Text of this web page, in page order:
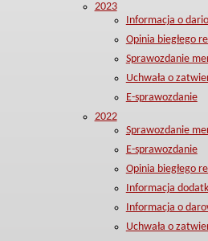
2023
Informacja o
Opinia biegłego
Sprawozdanie
Uchwała o
E-sprawozdanie
2022
Sprawozdanie
E-sprawozdanie
Opinia biegłego
Informacja
Informacja o
Uchwała o